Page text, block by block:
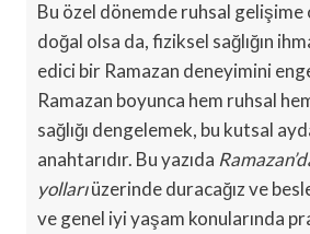
Bu özel dönemde ruhsal
doğal olsa da, fiziksel sağlığın
edici bir Ramazan deneyimini
Ramazan boyunca hem ruhsal
sağlığı dengelemek, bu kutsal
anahtarıdır. Bu yazıda
yollarıüzerinde duracağız ve
ve genel iyi yaşam konularında